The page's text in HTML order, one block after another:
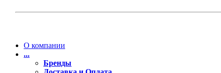
О компании
...
Бренды